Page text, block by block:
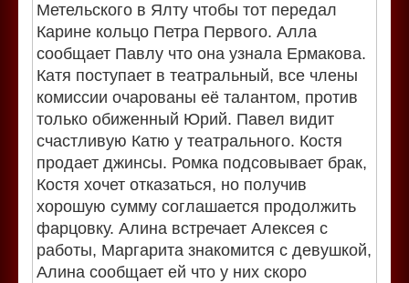
Метельского в Ялту чтобы тот передал
Карине кольцо Петра Первого. Алла
сообщает Павлу что она узнала Ермакова.
Катя поступает в театральный, все члены
комиссии очарованы её талантом, против
только обиженный Юрий. Павел видит
счастливую Катю у театрального. Костя
продает джинсы. Ромка подсовывает брак,
Костя хочет отказаться, но получив
хорошую сумму соглашается продолжить
фарцовку. Алина встречает Алексея с
работы, Маргарита знакомится с девушкой,
Алина сообщает ей что у них скоро